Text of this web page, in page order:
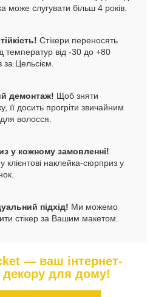
може слугувати більш 4 років.
Стікери переносять
температур від -30 до +80
за Цельсієм.
демонтаж! Щоб зняти
її досить прогріти звичайним
волосся.
у кожному замовленні!
клієнтові наклейка-сюрприз у
підхід! Ми можемо
стікер за Вашим макетом.
— ваш інтернет-
декору для дому!